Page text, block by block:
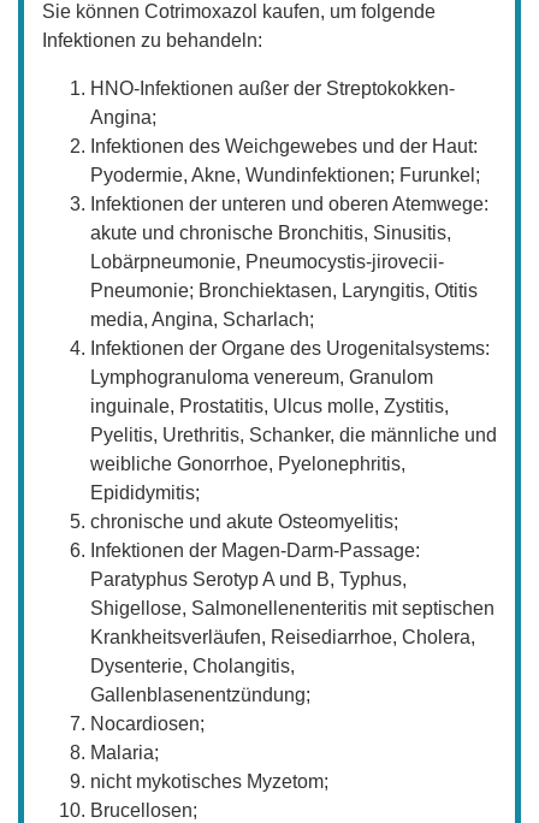
Sie können Cotrimoxazol kaufen, um folgende
Infektionen zu behandeln:
HNO-Infektionen außer der Streptokokken-
Angina;
Infektionen des Weichgewebes und der Haut:
Pyodermie, Akne, Wundinfektionen; Furunkel;
Infektionen der unteren und oberen Atemwege:
akute und chronische Bronchitis, Sinusitis,
Lobärpneumonie, Pneumocystis-jirovecii-
Pneumonie; Bronchiektasen, Laryngitis, Otitis
media, Angina, Scharlach;
Infektionen der Organe des Urogenitalsystems:
Lymphogranuloma venereum, Granulom
inguinale, Prostatitis, Ulcus molle, Zystitis,
Pyelitis, Urethritis, Schanker, die männliche und
weibliche Gonorrhoe, Pyelonephritis,
Epididymitis;
chronische und akute Osteomyelitis;
Infektionen der Magen-Darm-Passage:
Paratyphus Serotyp A und B, Typhus,
Shigellose, Salmonellenenteritis mit septischen
Krankheitsverläufen, Reisediarrhoe, Cholera,
Dysenterie, Cholangitis,
Gallenblasenentzündung;
Nocardiosen;
Malaria;
nicht mykotisches Myzetom;
Brucellosen;